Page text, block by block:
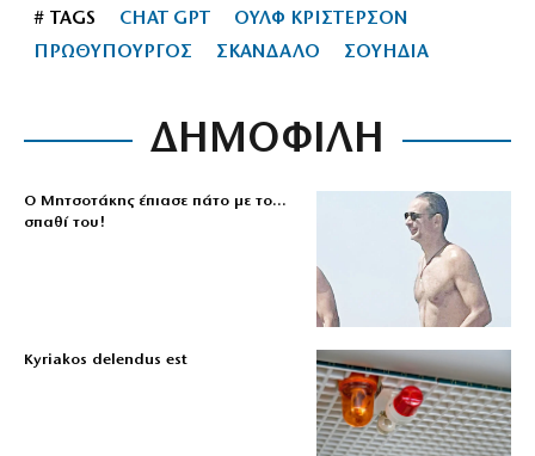
# TAGS CHAT GPT
ΟΥΛΦ ΚΡΙΣΤΕΡΣΟΝ
ΠΡΩΘΥΠΟΥΡΓΟΣ
ΣΚΑΝΔΑΛΟ ΣΟΥΗΔΙΑ
ΔΗΜΟΦΙΛΗ
Ο Μητσοτάκης έπιασε πάτο με το…
σπαθί του!
Kyriakos delendus est